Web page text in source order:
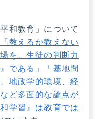
和教育」について
教えるか教えない
を、生徒の判断力
である」「基地問
地政学的環境、経
ど多面的な論点が
学習』は教育では